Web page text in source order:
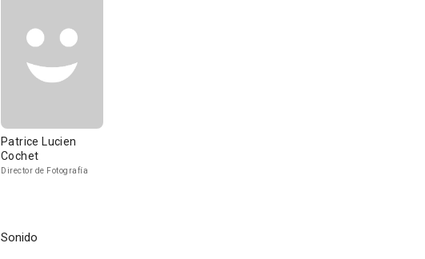
Patrice Lucien
Cochet
Director de Fotografía
Sonido